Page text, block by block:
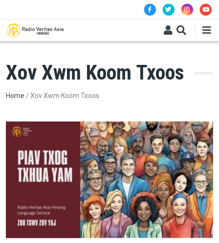
Xov Xwm Koom Txoos
Breadcrumb
Home Xov Xwm Koom Txoos